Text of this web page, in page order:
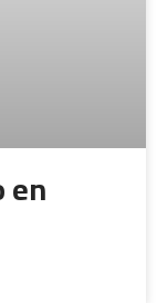
en